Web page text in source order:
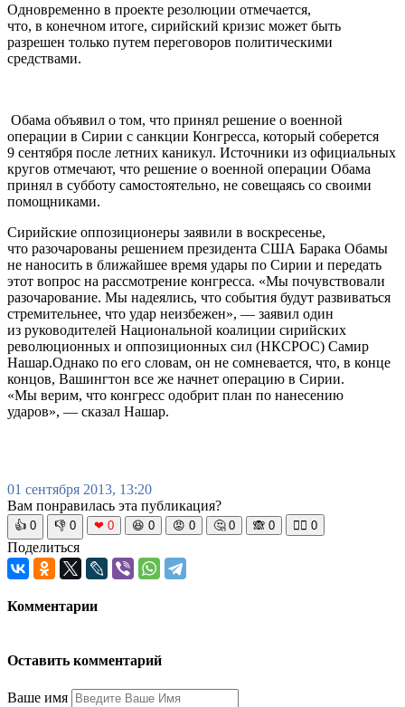
Одновременно в проекте резолюции отмечается,
что, в конечном итоге, сирийский кризис может быть
разрешен только путем переговоров политическими
средствами.
Обама объявил о том, что принял решение о военной
операции в Сирии с санкции Конгресса, который соберется
9 сентября после летних каникул. Источники из официальных
кругов отмечают, что решение о военной операции Обама
принял в субботу самостоятельно, не совещаясь со своими
помощниками.
Сирийские оппозиционеры заявили в воскресенье,
что разочарованы решением президента США Барака Обамы
не наносить в ближайшее время удары по Сирии и передать
этот вопрос на рассмотрение конгресса. «Мы почувствовали
разочарование. Мы надеялись, что события будут развиваться
стремительнее, что удар неизбежен», — заявил один
из руководителей Национальной коалиции сирийских
революционных и оппозиционных сил (НКСРОС) Самир
Нашар.Однако по его словам, он не сомневается, что, в конце
концов, Вашингтон все же начнет операцию в Сирии.
«Мы верим, что конгресс одобрит план по нанесению
ударов», — сказал Нашар.
01 сентября 2013, 13:20
Вам понравилась эта публикация?
👍 0 👎 0 ❤ 0 😆 0 😡 0 🤔 0 🙈 0 🧘‍♀️ 0
Поделиться
Комментарии
Оставить комментарий
Ваше имя